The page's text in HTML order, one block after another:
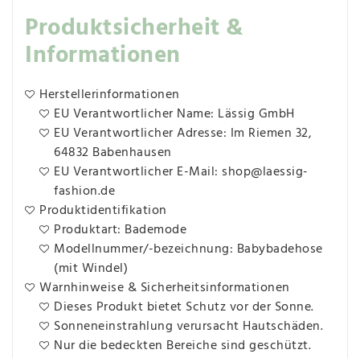
Produktsicherheit &
Informationen
Herstellerinformationen
EU Verantwortlicher Name: Lässig GmbH
EU Verantwortlicher Adresse: Im Riemen 32,
64832 Babenhausen
EU Verantwortlicher E-Mail: shop@laessig-
fashion.de
Produktidentifikation
Produktart: Bademode
Modellnummer/-bezeichnung: Babybadehose
(mit Windel)
Warnhinweise & Sicherheitsinformationen
Dieses Produkt bietet Schutz vor der Sonne.
Sonneneinstrahlung verursacht Hautschäden.
Nur die bedeckten Bereiche sind geschützt.